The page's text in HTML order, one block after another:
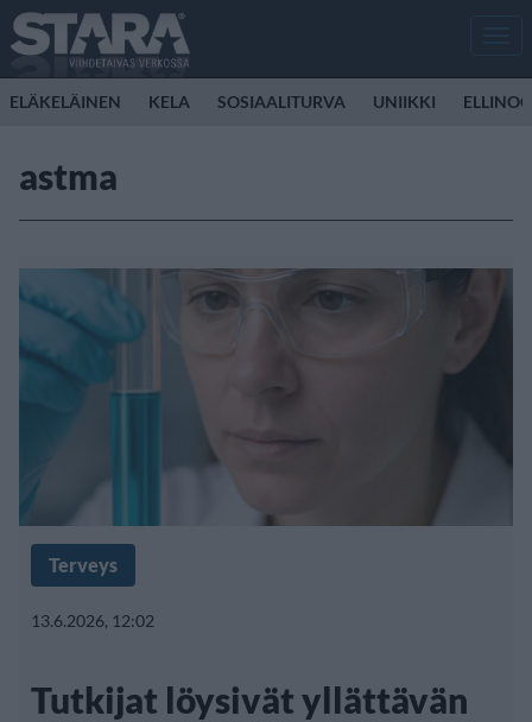
ELÄKELÄINEN KELA SOSIAALITURVA UNIIKKI
astma
Terveys
13.6.2026, 12:02
Tutkijat löysivät yllättävän